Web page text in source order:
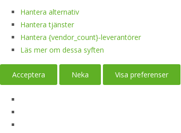
Hantera alternativ
Hantera tjänster
Hantera {vendor_count}-leverantörer
Läs mer om dessa syften
Acceptera Neka Visa preferenser